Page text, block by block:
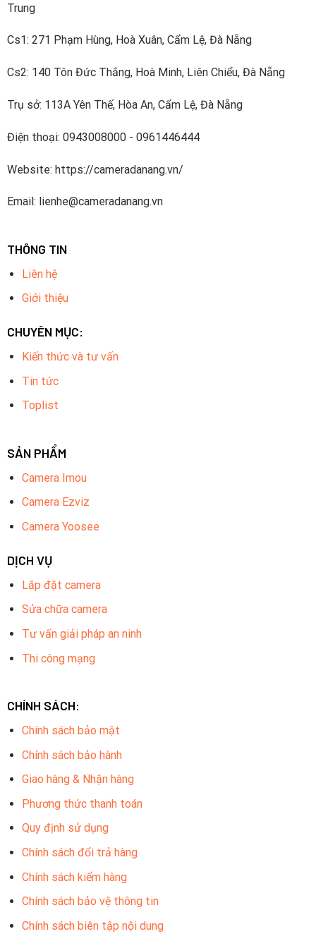
Trung
Cs1: 271 Phạm Hùng, Hoà Xuân, Cẩm Lệ, Đà Nẵng
Cs2: 140 Tôn Đức Thắng, Hoà Minh, Liên Chiểu, Đà Nẵng
Trụ sở: 113A Yên Thế, Hòa An, Cẩm Lệ, Đà Nẵng
Điện thoại: 0943008000 - 0961446444
Website: https://cameradanang.vn/
Email: lienhe@cameradanang.vn
THÔNG TIN
Liên hệ
Giới thiệu
CHUYÊN MỤC:
Kiến thức và tư vấn
Tin tức
Toplist
SẢN PHẨM
Camera Imou
Camera Ezviz
Camera Yoosee
DỊCH VỤ
Lắp đặt camera
Sửa chữa camera
Tư vấn giải pháp an ninh
Thi công mạng
CHÍNH SÁCH:
Chính sách bảo mật
Chính sách bảo hành
Giao hàng & Nhận hàng
Phương thức thanh toán
Quy định sử dụng
Chính sách đổi trả hàng
Chính sách kiểm hàng
Chính sách bảo vệ thông tin
Chính sách biên tập nội dung